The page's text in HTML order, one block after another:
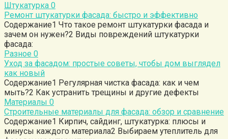
Штукатурка 0
Ремонт штукатурки фасада: быстро и эффективно
Содержание1 Что такое ремонт штукатурки фасада и
зачем он нужен?2 Виды повреждений штукатурки
фасада:
Разное 0
Уход за фасадом: простые советы, чтобы дом выглядел
как новый
Содержание1 Регулярная чистка фасада: как и чем
мыть?2 Как устранить трещины и другие дефекты
Материалы 0
Строительные материалы для фасада: обзор и сравнение
Содержание1 Кирпич, сайдинг, штукатурка: плюсы и
минусы каждого материала2 Выбираем утеплитель для